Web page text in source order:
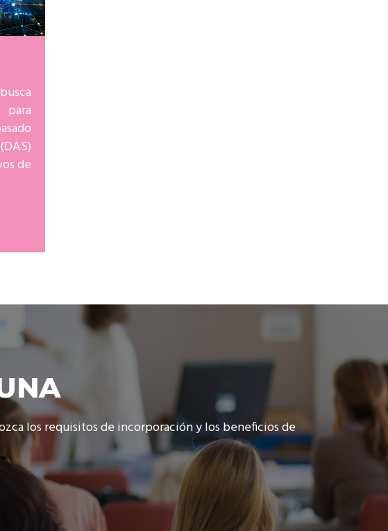
de
los requisitos de incorporación y los beneficios de